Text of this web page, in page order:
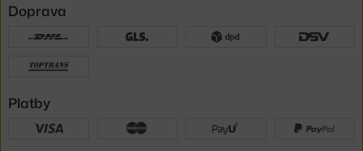
Doprava
Platby